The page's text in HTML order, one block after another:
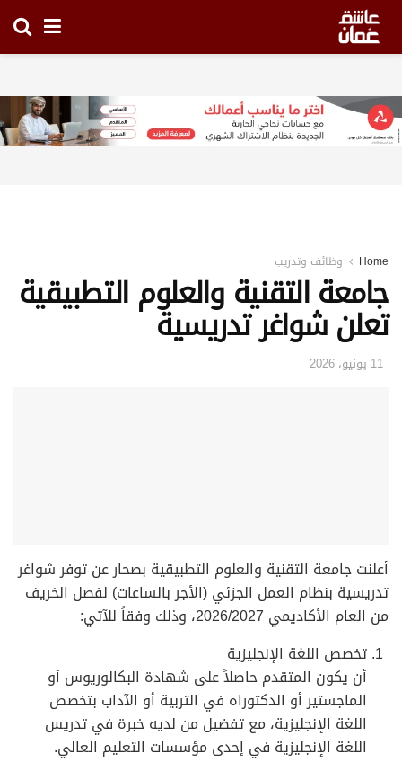
Home وظائف وتدريب
جامعة التقنية والعلوم التطبيقية
تعلن شواغر تدريسية
11 يونيو، 2026
أعلنت جامعة التقنية والعلوم التطبيقية بصحار عن توفر شواغر
تدريسية بنظام العمل الجزئي (الأجر بالساعات) لفصل الخريف
من العام الأكاديمي 2026/2027، وذلك وفقاً للآتي:
تخصص اللغة الإنجليزية
أن يكون المتقدم حاصلاً على شهادة البكالوريوس أو
الماجستير أو الدكتوراه في التربية أو الآداب بتخصص
اللغة الإنجليزية، مع تفضيل من لديه خبرة في تدريس
اللغة الإنجليزية في إحدى مؤسسات التعليم العالي.